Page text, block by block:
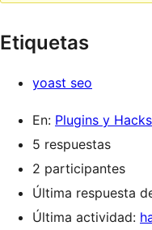
Etiquetas
yoast seo
En: Plugins y Hacks
5 respuestas
2 participantes
Última respuesta
Última actividad: